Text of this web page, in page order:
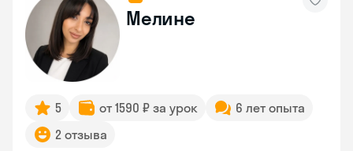
Мелине
5 от 1590 ₽ за урок
6 лет опыта
2 отзыва